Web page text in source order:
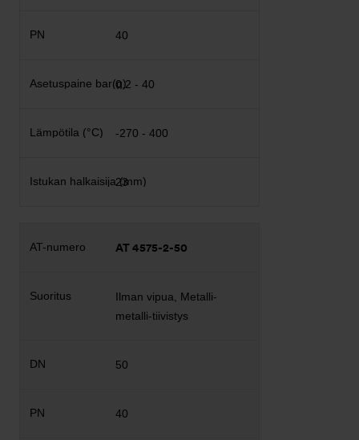
40
0,2 - 40
-270 - 400
23
AT 4575-2-50
Ilman vipua, Metalli-
metalli-tiivistys
50
40